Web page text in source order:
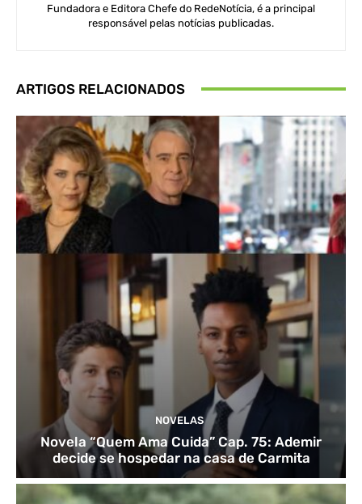
Fundadora e Editora Chefe do RedeNotícia, é a principal
responsável pelas notícias publicadas.
ARTIGOS RELACIONADOS
NOVELAS
Novela “Quem Ama Cuida” Cap. 75: Ademir
decide se hospedar na casa de Carmita